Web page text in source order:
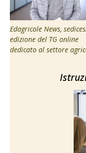
Edagricole News,
edizione del TG online
dedicato al settore